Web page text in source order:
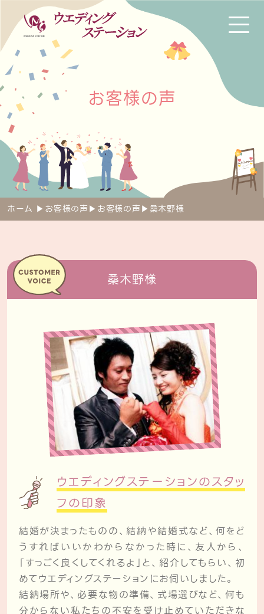
お客様の声
ホーム ▶︎ お客様の声▶︎ お客様の声▶︎ 桑木野様
桑木野様
ウエディングステーションのスタッ
フの印象
結婚が決まったものの、結納や結婚式など、何をど
うすればいいかわからなかった時に、友人から、
「すっごく良くしてくれるよ」と、紹介してもらい、初
めてウエディングステーションにお伺いしました。
結納場所や、必要な物の準備、式場選びなど、何も
分からない私たちの不安を受け止めていただきな